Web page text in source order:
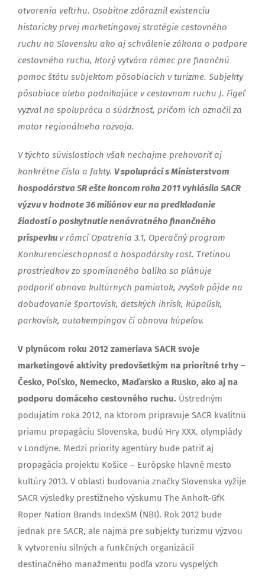
otvorenia veľtrhu. Osobitne zdôraznil existenciu
historicky prvej marketingovej stratégie cestovného
ruchu na Slovensku ako aj schválenie zákona o podpore
cestovného ruchu, ktorý vytvára rámec pre finančnú
pomoc štátu subjektom pôsobiacich v turizme. Subjekty
pôsobiace alebo podnikajúce v cestovnom ruchu J. Figeľ
vyzval na spoluprácu a súdržnosť, pričom ich označil za
motor regionálneho rozvoja.
V týchto súvislostiach však nechajme prehovoriť aj
konkrétne čísla a fakty. V spolupráci s Ministerstvom
hospodárstva SR ešte koncom roka 2011 vyhlásila SACR
výzvu v hodnote 36 miliónov eur na predkladanie
žiadostí o poskytnutie nenávratného finančného
príspevkuv rámci Opatrenia 3.1, Operačný program
Konkurencieschopnosť a hospodársky rast. Tretinou
prostriedkov zo spomínaného balíka sa plánuje
podporiť obnova kultúrnych pamiatok, zvyšok pôjde na
dobudovanie športovísk, detských ihrísk, kúpalísk,
parkovísk, autokempingov či obnovu kúpeľov.
V plynúcom roku 2012 zameriava SACR svoje
marketingové aktivity predovšetkým na prioritné trhy –
Česko, Poľsko, Nemecko, Maďarsko a Rusko, ako aj na
podporu domáceho cestovného ruchu. Ústredným
podujatím roka 2012, na ktorom pripravuje SACR kvalitnú
priamu propagáciu Slovenska, budú Hry XXX. olympiády
v Londýne. Medzi priority agentúry bude patriť aj
propagácia projektu Košice – Európske hlavné mesto
kultúry 2013. V oblasti budovania značky Slovenska vyžije
SACR výsledky prestížneho výskumu The Anholt-GfK
Roper Nation Brands IndexSM (NBI). Rok 2012 bude
jednak pre SACR, ale najmä pre subjekty turizmu výzvou
k vytvoreniu silných a funkčných organizácií
destinačného manažmentu podľa vzoru vyspelých